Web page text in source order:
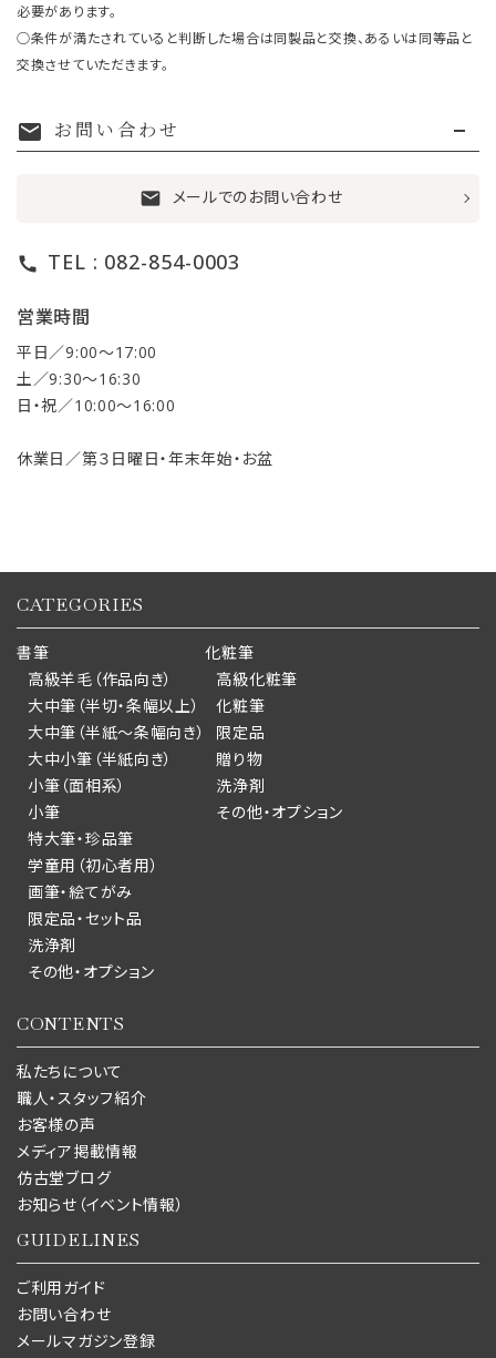
必要があります。
○条件が満たされていると判断した場合は同製品と交換、あるいは同等品と
交換させていただきます。
mail お問い合わせ
mail メールでのお問い合わせ
call TEL : 082-854-0003
営業時間
平日／9:00〜17:00
土／9:30〜16:30
日・祝／10:00〜16:00
休業日／第３日曜日・年末年始・お盆
CATEGORIES
書筆
高級羊毛（作品向き）
大中筆（半切・条幅以上）
大中筆（半紙～条幅向き）
大中小筆（半紙向き）
小筆（面相系）
小筆
特大筆・珍品筆
学童用（初心者用）
画筆・絵てがみ
限定品・セット品
洗浄剤
その他・オプション
化粧筆
高級化粧筆
化粧筆
限定品
贈り物
洗浄剤
その他・オプション
CONTENTS
私たちについて
職人・スタッフ紹介
お客様の声
メディア掲載情報
仿古堂ブログ
お知らせ（イベント情報）
GUIDELINES
ご利用ガイド
お問い合わせ
メールマガジン登録